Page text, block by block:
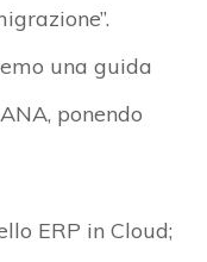
una guida
ponendo
ERP in Cloud;